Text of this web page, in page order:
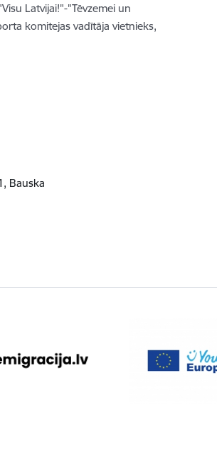
Latvijai!"-"Tēvzemei un
komitejas vadītāja vietnieks,
Bauska